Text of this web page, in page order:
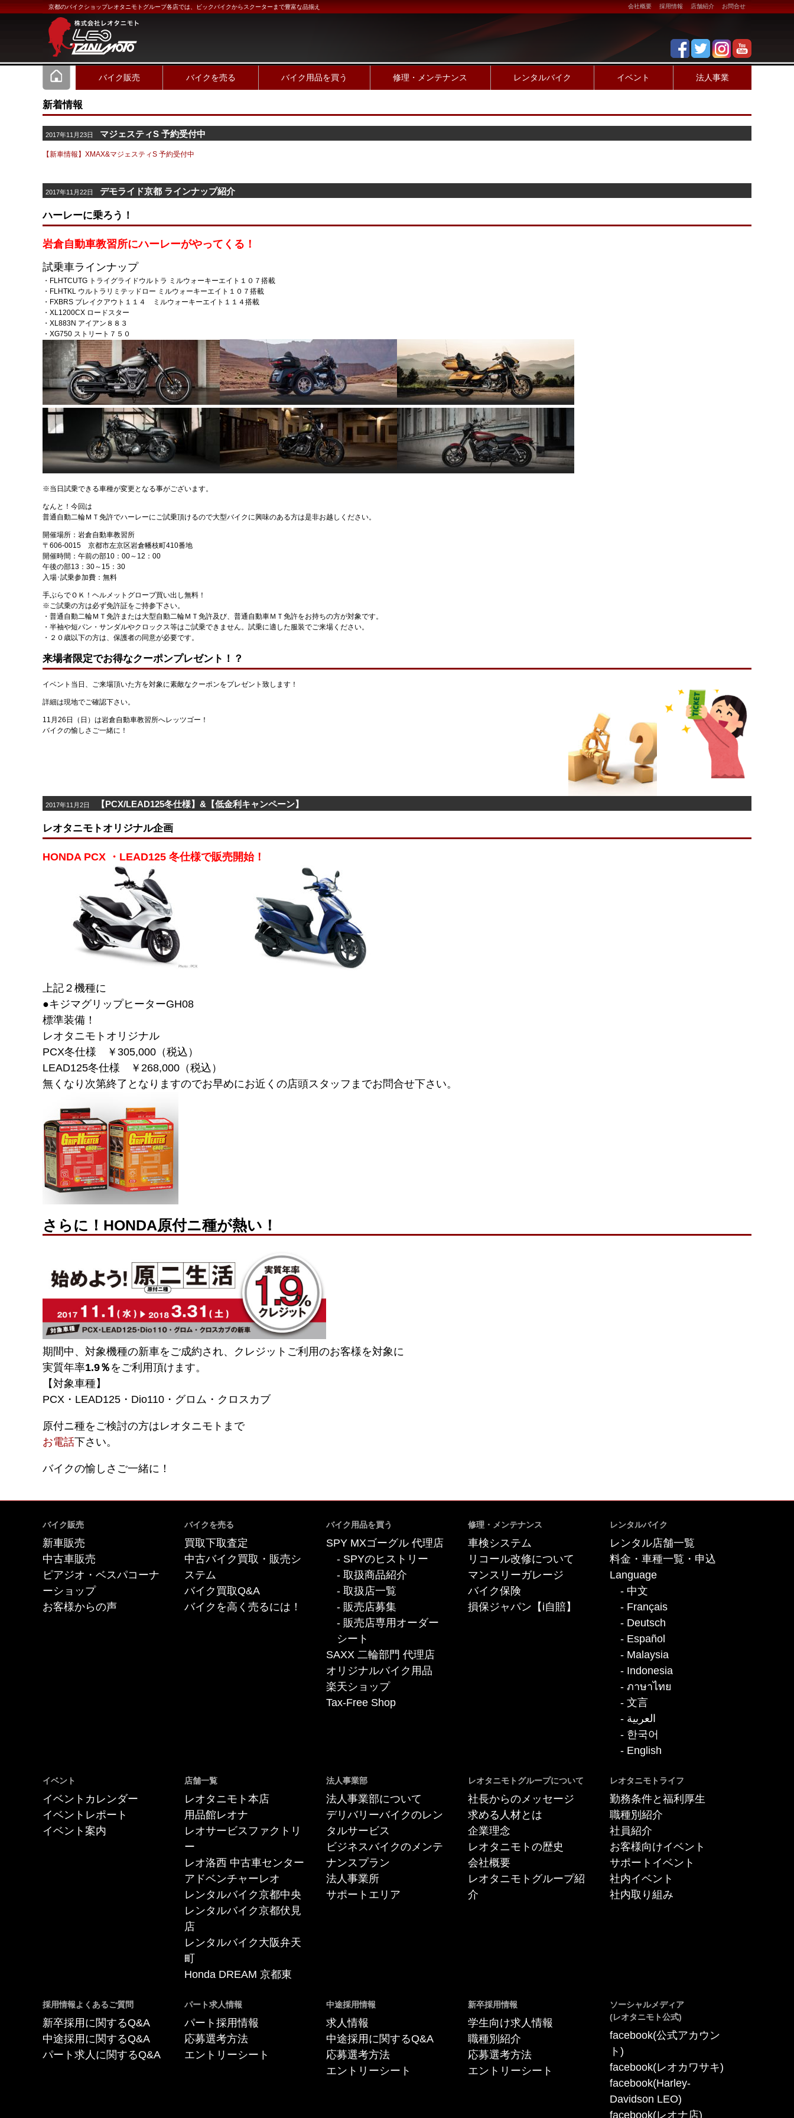
会社概要 採用情報 店舗紹介 お問合せ
京都のバイクショップレオタニモトグループ各店では、ビックバイクからスクーターまで豊富な品揃え
バイク販売 バイクを売る バイク用品を買う 修理・メンテナンス レンタルバイク イベント 法人事業
新着情報
2017年11月23日 マジェスティS 予約受付中
【新車情報】XMAX&マジェスティS 予約受付中
2017年11月22日 デモライド京都 ラインナップ紹介
ハーレーに乗ろう！
岩倉自動車教習所にハーレーがやってくる！
試乗車ラインナップ
・FLHTCUTG トライグライドウルトラ ミルウォーキーエイト１０７搭載
・FLHTKL ウルトラリミテッドロー ミルウォーキーエイト１０７搭載
・FXBRS ブレイクアウト１１４ ミルウォーキーエイト１１４搭載
・XL1200CX ロードスター
・XL883N アイアン８８３
・XG750 ストリート７５０
※当日試乗できる車種が変更となる事がございます。
なんと！今回は
普通自動二輪ＭＴ免許でハーレーにご試乗頂けるので大型バイクに興味のある方は是非お越しください。
開催場所：岩倉自動車教習所
〒606-0015 京都市左京区岩倉幡枝町410番地
開催時間：午前の部10：00～12：00
午後の部13：30～15：30
入場･試乗参加費：無料
手ぶらでＯＫ！ヘルメットグローブ買い出し無料！
※ご試乗の方は必ず免許証をご持参下さい。
・普通自動二輪ＭＴ免許または大型自動二輪ＭＴ免許及び、普通自動車ＭＴ免許をお持ちの方が対象です。
・半袖や短パン・サンダルやクロックス等はご試乗できません。試乗に適した服装でご来場ください。
・２０歳以下の方は、保護者の同意が必要です。
来場者限定でお得なクーポンプレゼント！？
イベント当日、ご来場頂いた方を対象に素敵なクーポンをプレゼント致します！
詳細は現地でご確認下さい。
11月26日（日）は岩倉自動車教習所へレッツゴー！
バイクの愉しさご一緒に！
2017年11月2日 【PCX/LEAD125冬仕様】&【低金利キャンペーン】
レオタニモトオリジナル企画
HONDA PCX ・LEAD125 冬仕様で販売開始！
上記２機種に
●キジマグリップヒーターGH08
標準装備！
レオタニモトオリジナル
PCX冬仕様 ￥305,000（税込）
LEAD125冬仕様 ￥268,000（税込）
無くなり次第終了となりますのでお早めにお近くの店頭スタッフまでお問合せ下さい。
さらに！HONDA原付ニ種が熱い！
期間中、対象機種の新車をご成約され、クレジットご利用のお客様を対象に
実質年率1.9％ をご利用頂けます。
【対象車種】
PCX・LEAD125・Dio110・グロム・クロスカブ
原付ニ種をご検討の方はレオタニモトまで
お電話下さい。
バイクの愉しさご一緒に！
バイク販売
新車販売
中古車販売
ピアジオ・ベスパコーナ
ーショップ
お客様からの声
バイクを売る
買取下取査定
中古バイク買取・販売シ
ステム
バイク買取Q&A
バイクを高く売るには！
バイク用品を買う
SPY MXゴーグル 代理店
SPYのヒストリー
取扱商品紹介
取扱店一覧
販売店募集
販売店専用オーダー
シート
SAXX 二輪部門 代理店
オリジナルバイク用品
楽天ショップ
Tax-Free Shop
修理・メンテナンス
車検システム
リコール改修について
マンスリーガレージ
バイク保険
損保ジャパン【i自賠】
レンタルバイク
レンタル店舗一覧
料金・車種一覧・申込
Language
中文
Français
Deutsch
Español
Malaysia
Indonesia
ภาษาไทย
文言
العربية
한국어
English
イベント
イベントカレンダー
イベントレポート
イベント案内
店舗一覧
レオタニモト本店
用品館レオナ
レオサービスファクトリ
ー
レオ洛西 中古車センター
アドベンチャーレオ
レンタルバイク京都中央
レンタルバイク京都伏見
店
レンタルバイク大阪弁天
町
Honda DREAM 京都東
法人事業部
法人事業部について
デリバリーバイクのレン
タルサービス
ビジネスバイクのメンテ
ナンスプラン
法人事業所
サポートエリア
レオタニモトグループについて
社長からのメッセージ
求める人材とは
企業理念
レオタニモトの歴史
会社概要
レオタニモトグループ紹
介
レオタニモトライフ
勤務条件と福利厚生
職種別紹介
社員紹介
お客様向けイベント
サポートイベント
社内イベント
社内取り組み
採用情報よくあるご質問
新卒採用に関するQ&A
中途採用に関するQ&A
パート求人に関するQ&A
パート求人情報
パート採用情報
応募選考方法
エントリーシート
中途採用情報
求人情報
中途採用に関するQ&A
応募選考方法
エントリーシート
新卒採用情報
学生向け求人情報
職種別紹介
応募選考方法
エントリーシート
ソーシャルメディア
(レオタニモト公式)
facebook(公式アカウン
ト)
facebook(レオカワサキ)
facebook(Harley-
Davidson LEO)
facebook(レオナ店)